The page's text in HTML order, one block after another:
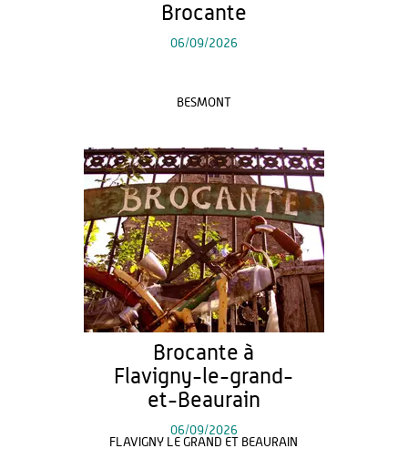
Brocante
06/09/2026
BESMONT
Brocante à
Flavigny-le-grand-
et-Beaurain
06/09/2026
FLAVIGNY LE GRAND ET BEAURAIN